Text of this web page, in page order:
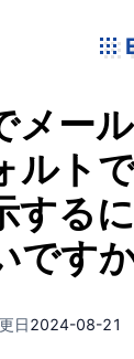
ー
ルト
する
です
日2024-08-21